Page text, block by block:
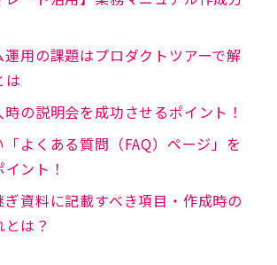
用の課題はプロダクトツアーで解
は
の説明会を成功させるポイント！
よくある質問（FAQ）ページ」を
ント！
資料に記載すべき項目・作成時の
は？